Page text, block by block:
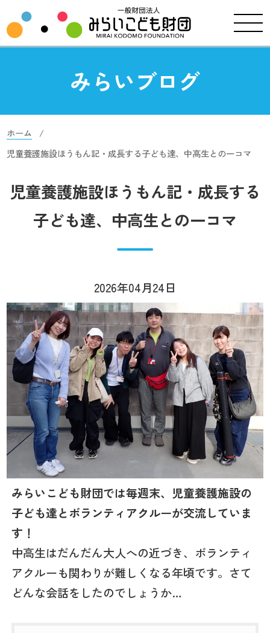
みらいブログ
ホーム
児童養護施設ほうもん記・成長する子ども達、中高生との一コマ
児童養護施設ほうもん記・成長する
子ども達、中高生との一コマ
2026年04月24日
みらいこども財団では毎週末、児童養護施設の
子ども達とボランティアクルーが交流していま
す！
中高生はだんだん大人への近づき、ボランティ
アクルーも関わりが難しくなる年頃です。さて
どんな会話をしたのでしょうか…